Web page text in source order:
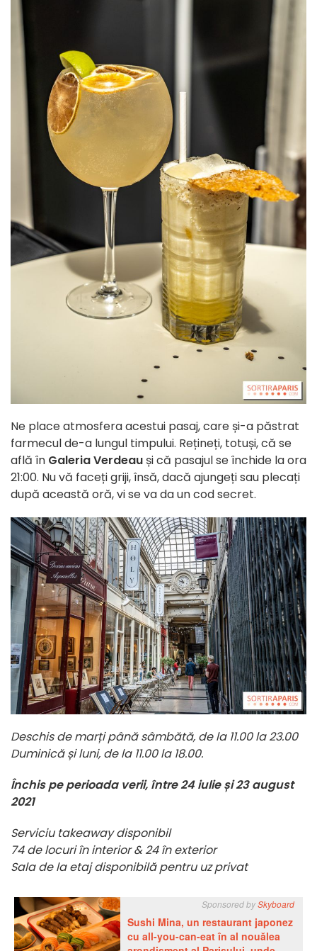
Ne place atmosfera acestui pasaj, care și-a păstrat
farmecul de-a lungul timpului. Rețineți, totuși, că se
află în Galeria Verdeau și că pasajul se închide la ora
21:00. Nu vă faceți griji, însă, dacă ajungeți sau plecați
după această oră, vi se va da un cod secret.
Deschis de marți până sâmbătă, de la 11.00 la 23.00
Duminică și luni, de la 11.00 la 18.00.
Închis pe perioada verii, între 24 iulie și 23 august
2021
Serviciu takeaway disponibil
74 de locuri în interior & 24 în exterior
Sala de la etaj disponibilă pentru uz privat